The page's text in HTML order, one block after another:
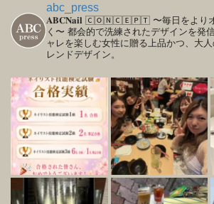
abc_press
𝐀𝐁𝐂𝐍𝐚𝐢𝐥 🄲🄾🄽🄲🄴🄿🅃 〜毎日をより
く〜 都会的で洗練されたデザインを発
ャレを楽しむ女性に贈る上品かつ、大
レンドデザイン。